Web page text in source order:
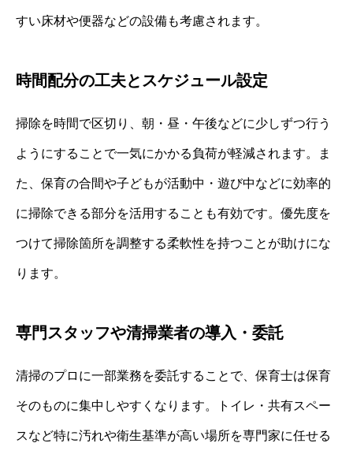
すい床材や便器などの設備も考慮されます。
時間配分の工夫とスケジュール設定
掃除を時間で区切り、朝・昼・午後などに少しずつ行う
ようにすることで一気にかかる負荷が軽減されます。ま
た、保育の合間や子どもが活動中・遊び中などに効率的
に掃除できる部分を活用することも有効です。優先度を
つけて掃除箇所を調整する柔軟性を持つことが助けにな
ります。
専門スタッフや清掃業者の導入・委託
清掃のプロに一部業務を委託することで、保育士は保育
そのものに集中しやすくなります。トイレ・共有スペー
スなど特に汚れや衛生基準が高い場所を専門家に任せる